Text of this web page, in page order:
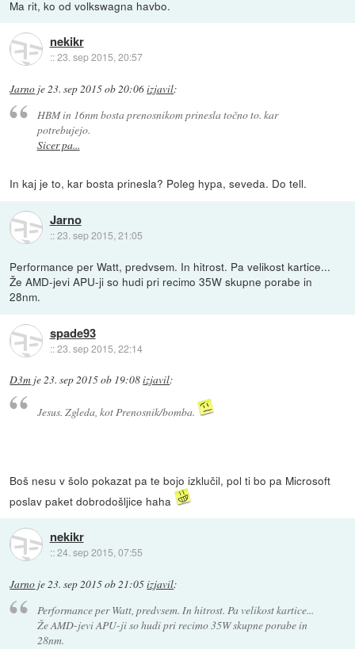
Ma rit, ko od volkswagna havbo.
nekikr
::23. sep 2015, 20:57
Jarno je23. sep 2015 ob 20:06izjavil:
HBM in 16nm bosta prenosnikom prinesla točno to. kar
potrebujejo.
Sicer pa...
In kaj je to, kar bosta prinesla? Poleg hypa, seveda. Do tell.
Jarno
::23. sep 2015, 21:05
Performance per Watt, predvsem. In hitrost. Pa velikost kartice...
Že AMD-jevi APU-ji so hudi pri recimo 35W skupne porabe in
28nm.
spade93
::23. sep 2015, 22:14
D3m je23. sep 2015 ob 19:08izjavil:
Jesus. Zgleda, kot Prenosnik/bomba.
Boš nesu v šolo pokazat pa te bojo izklučil, pol ti bo pa Microsoft
poslav paket dobrodošljice haha
nekikr
::24. sep 2015, 07:55
Jarno je23. sep 2015 ob 21:05izjavil:
Performance per Watt, predvsem. In hitrost. Pa velikost kartice...
Že AMD-jevi APU-ji so hudi pri recimo 35W skupne porabe in
28nm.